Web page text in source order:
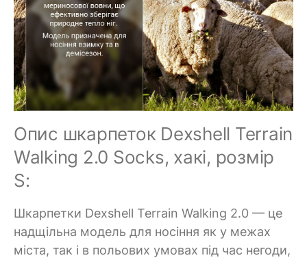
Опис шкарпеток Dexshell Terrain
Walking 2.0 Socks, хакі, розмір
S:
Шкарпетки Dexshell Terrain Walking 2.0 — це
надщільна модель для носіння як у межах
міста, так і в польових умовах під час негоди,